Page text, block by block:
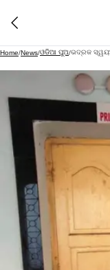
Home/News/ଓଡିଆ ପୁଅ/